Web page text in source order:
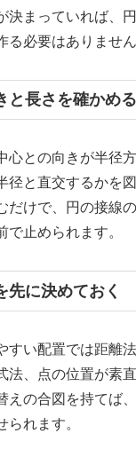
決まっていれば、
る必要はありません
と長さを確かめる
心との向きが半径
径と直交するかを
だけで、円の接線
で止められます。
先に決めておく
すい配置では距離
法、点の位置が素
えの合図を持てば
られます。